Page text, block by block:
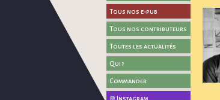
Tous nos e-pub
Tous nos contributeurs
Toutes les actualités
Qui ?
Commander
Instagram